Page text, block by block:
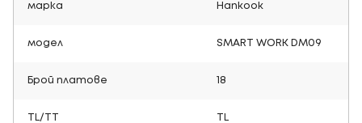
марка Hankook
модел SMART WORK DM09
Брой платове 18
TL/TT